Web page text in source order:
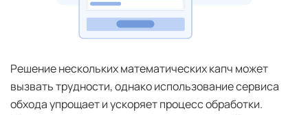
Решение нескольких математических капч может
вызвать трудности, однако использование сервиса
обхода упрощает и ускоряет процесс обработки.